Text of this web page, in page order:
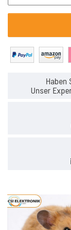
Haben
Unser